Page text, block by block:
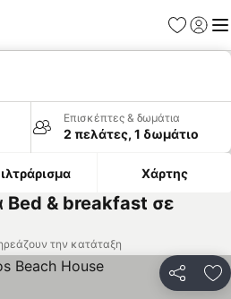
Επισκέπτες & δωμάτια
2 πελάτες, 1 δωμάτιο
Χάρτης
Bed & breakfast σε
την κατάταξη